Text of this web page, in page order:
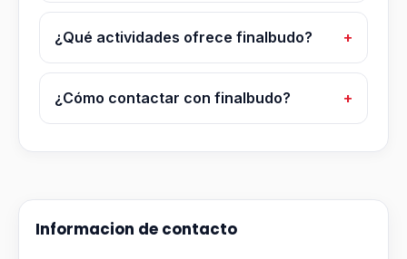
¿Qué actividades ofrece finalbudo?
¿Cómo contactar con finalbudo?
Informacion de contacto